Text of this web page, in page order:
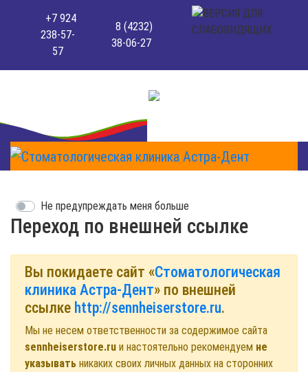
+7 924
238-57-
57
8 (4232)
38-06-27
Переход по внешней ссылке
Не предупреждать меня больше
Вы покидаете сайт «Стоматологическая
клиника Астра-Дент» по внешней
ссылке http://sennheiserstore.ru.
Мы не несем ответственности за содержимое сайта
sennheiserstore.ru и настоятельно рекомендуем не
указывать никаких своих личных данных на сторонних